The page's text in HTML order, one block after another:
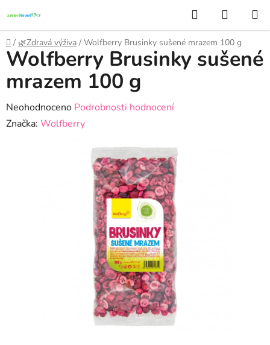
na
obsah
Hledat
KOŠÍK
Domů
/ 🌿Zdravá výživa / Wolfberry Brusinky sušené mrazem 100 g
Wolfberry Brusinky sušené
mrazem 100 g
Průměrné
hodnocení
Neohodnoceno Podrobnosti hodnocení
Značka: Wolfberry